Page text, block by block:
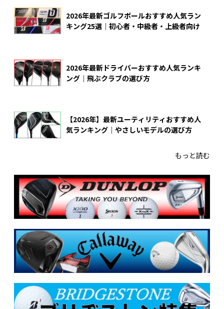
2026年最新ゴルフボールおすすめ人気ラン
キング25選｜初心者・中級者・上級者向け
2026年最新ドライバーおすすめ人気ランキ
ング｜飛ぶクラブの選び方
【2026年】最新ユーティリティおすすめ人
気ランキング｜やさしいモデルの選び方
もっと読む